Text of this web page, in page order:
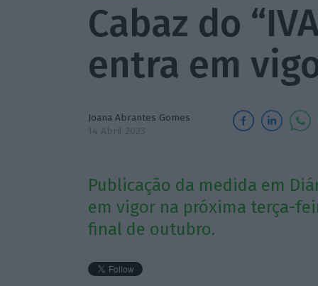
Cabaz do
entra em
Joana Abrantes Gomes
14 Abril 2023
Publicação da medida em
em vigor na próxima terça-
final de outubro.